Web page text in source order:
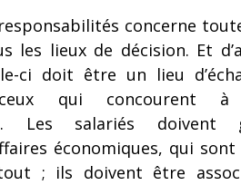
concerne
les lieux de décision. Et
ci doit être un lieu
qui concourent à
Les salariés doivent
économiques, qui sont
; ils doivent être